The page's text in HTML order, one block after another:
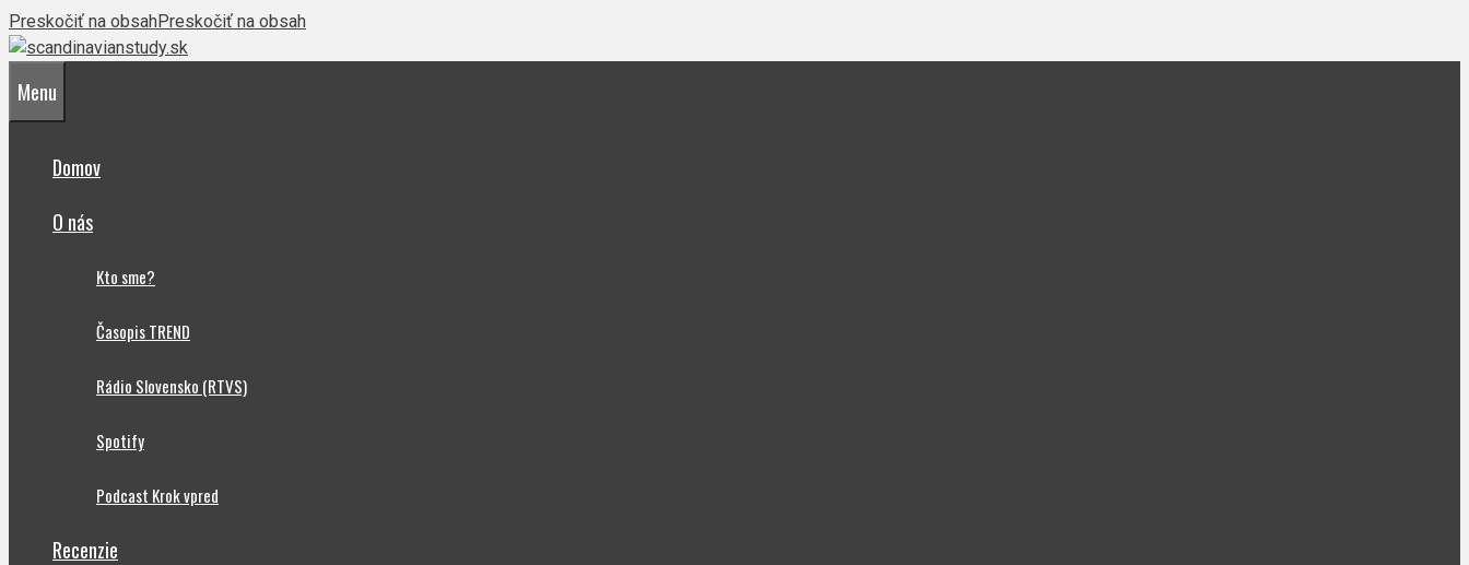
Preskočiť na obsahPreskočiť na obsah
Menu
Domov
O nás
Kto sme?
Časopis TREND
Rádio Slovensko (RTVS)
Spotify
Podcast Krok vpred
Recenzie